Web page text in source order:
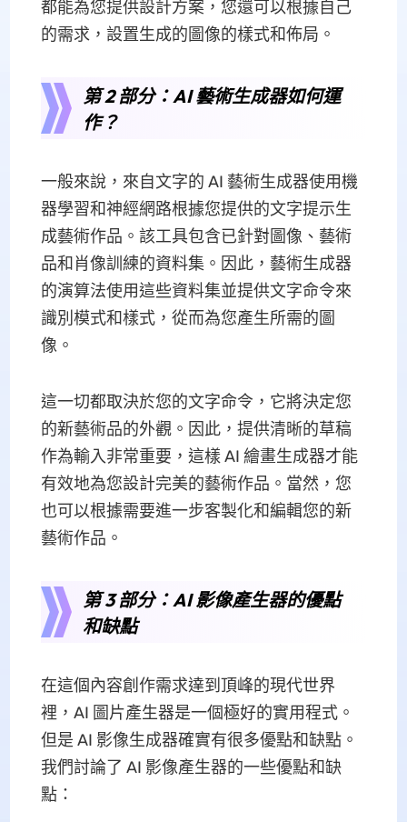
都能為您提供設計方案，您還可以根據自己
的需求，設置生成的圖像的樣式和佈局。
第 2 部分：AI 藝術生成器如何運
作？
一般來說，來自文字的 AI 藝術生成器使用機
器學習和神經網路根據您提供的文字提示生
成藝術作品。該工具包含已針對圖像、藝術
品和肖像訓練的資料集。因此，藝術生成器
的演算法使用這些資料集並提供文字命令來
識別模式和樣式，從而為您產生所需的圖
像。
這一切都取決於您的文字命令，它將決定您
的新藝術品的外觀。因此，提供清晰的草稿
作為輸入非常重要，這樣 AI 繪畫生成器才能
有效地為您設計完美的藝術作品。當然，您
也可以根據需要進一步客製化和編輯您的新
藝術作品。
第 3 部分：AI 影像產生器的優點
和缺點
在這個內容創作需求達到頂峰的現代世界
裡，AI 圖片產生器是一個極好的實用程式。
但是 AI 影像生成器確實有很多優點和缺點。
我們討論了 AI 影像產生器的一些優點和缺
點：